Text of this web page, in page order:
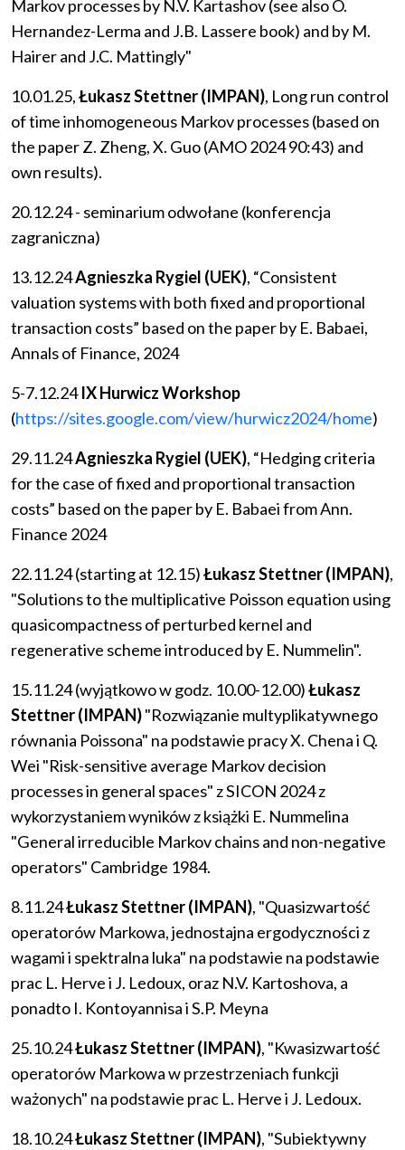
Markov processes by N.V. Kartashov (see also O.
Hernandez-Lerma and J.B. Lassere book) and by M.
Hairer and J.C. Mattingly"
10.01.25,Łukasz Stettner (IMPAN), Long run control
of time inhomogeneous Markov processes (based on
the paper Z. Zheng, X. Guo (AMO 2024 90:43) and
own results).
20.12.24 - seminarium odwołane (konferencja
zagraniczna)
13.12.24Agnieszka Rygiel (UEK), “Consistent
valuation systems with both fixed and proportional
transaction costs” based on the paper by E. Babaei,
Annals of Finance, 2024
5-7.12.24IX Hurwicz Workshop
(https://sites.google.com/view/hurwicz2024/home)
29.11.24Agnieszka Rygiel (UEK), “Hedging criteria
for the case of fixed and proportional transaction
costs” based on the paper by E. Babaei from Ann.
Finance 2024
22.11.24 (starting at 12.15)Łukasz Stettner (IMPAN),
"Solutions to the multiplicative Poisson equation using
quasicompactness of perturbed kernel and
regenerative scheme introduced by E. Nummelin".
15.11.24 (wyjątkowo w godz. 10.00-12.00)Łukasz
Stettner (IMPAN)"Rozwiązanie multyplikatywnego
równania Poissona" na podstawie pracy X. Chena i Q.
Wei "Risk-sensitive average Markov decision
processes in general spaces" z SICON 2024 z
wykorzystaniem wyników z książki E. Nummelina
"General irreducible Markov chains and non-negative
operators" Cambridge 1984.
8.11.24Łukasz Stettner (IMPAN), "Quasizwartość
operatorów Markowa, jednostajna ergodyczności z
wagami i spektralna luka" na podstawie na podstawie
prac L. Herve i J. Ledoux, oraz N.V. Kartoshova, a
ponadto I. Kontoyannisa i S.P. Meyna
25.10.24Łukasz Stettner (IMPAN), "Kwasizwartość
operatorów Markowa w przestrzeniach funkcji
ważonych" na podstawie prac L. Herve i J. Ledoux.
18.10.24Łukasz Stettner (IMPAN), "Subiektywny